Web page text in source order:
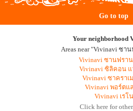
Go to top
Your neighborhood
Areas near "Vivinavi ซา
Vivinavi ซานฟรา
Vivinavi ซิลิคอน
Vivinavi ซาคราเ
Vivinavi พอร์ตแ
Vivinavi เรโน
Click here for other